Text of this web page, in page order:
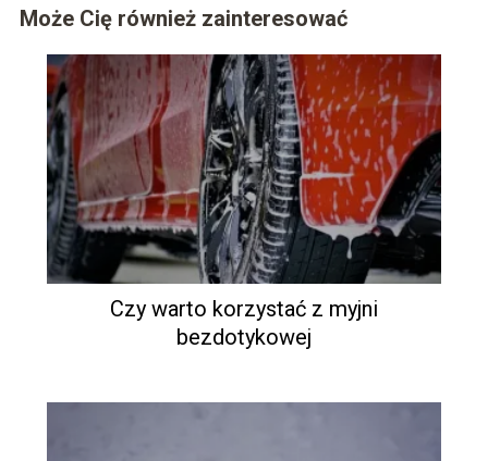
Może Cię również zainteresować
Czy warto korzystać z myjni
bezdotykowej